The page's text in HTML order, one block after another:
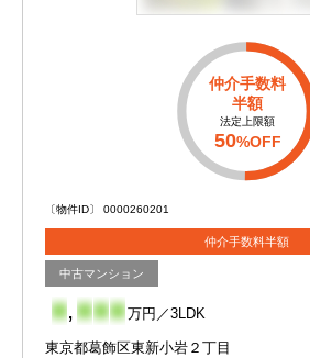
仲介手数料
半額
法定上限額
50%OFF
〔物件ID〕 0000260201
仲介手数料半額
中古マンション
- ,- - - 万円／3LDK
東京都葛飾区東新小岩２丁目